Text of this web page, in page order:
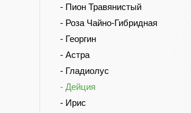
- Пион Травянистый
- Роза Чайно-Гибридная
- Георгин
- Астра
- Гладиолус
- Дейция
- Ирис